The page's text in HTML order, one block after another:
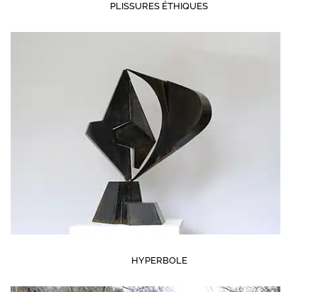
PLISSURES ÉTHIQUES
HYPERBOLE